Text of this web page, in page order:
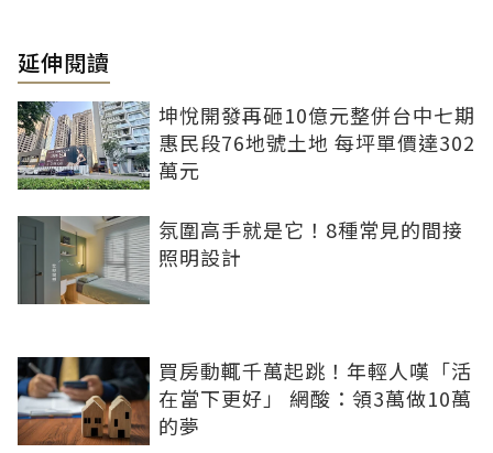
延伸閱讀
坤悅開發再砸10億元整併台中七期
惠民段76地號土地 每坪單價達302
萬元
氛圍高手就是它！8種常見的間接
照明設計
買房動輒千萬起跳！年輕人嘆「活
在當下更好」 網酸：領3萬做10萬
的夢